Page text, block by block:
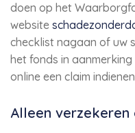
doen op het
website
checklist nagaan of uw
het fonds in
online een claim
Alleen verzekeren